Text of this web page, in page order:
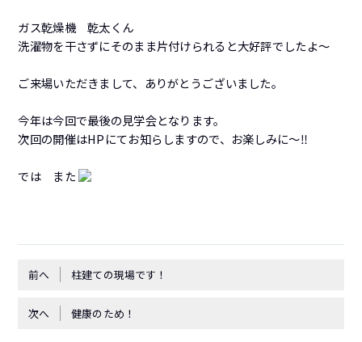
ガス乾燥機 乾太くん
洗濯物を干さずにそのまま片付けられると大好評でしたよ～
ご来場いただきまして、ありがとうございました。
今年は今回で最後の見学会となります。
次回の開催はHPにてお知らしますので、お楽しみに～‼
では また
前へ 柱建ての現場です！
次へ 健康のため！